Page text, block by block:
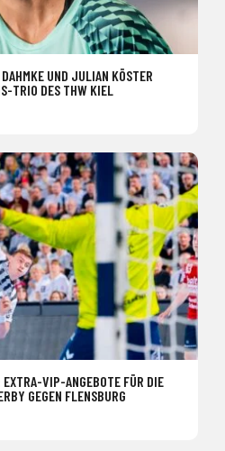
UND JULIAN KÖSTER
TRIO DES THW KIEL
EXTRA-VIP-ANGEBOTE FÜR DIE
GEGEN FLENSBURG